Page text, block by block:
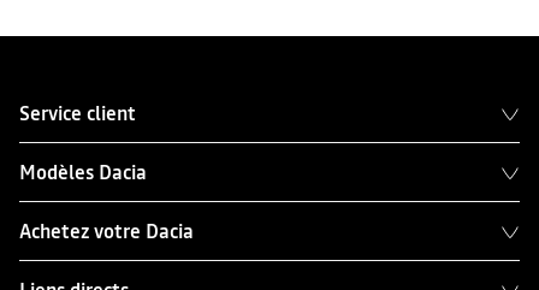
Service client
Modèles Dacia
Achetez votre Dacia